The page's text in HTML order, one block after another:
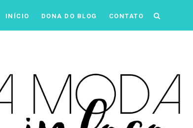
INÍCIO DONA DO BLOG CONTATO